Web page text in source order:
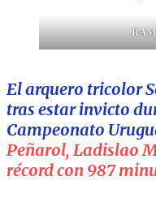
El arquero tricolor
tras estar invicto
Campeonato
Peñarol, Ladislao
récord con 987